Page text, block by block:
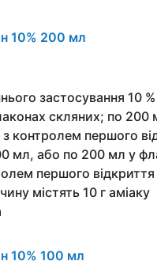
10% 200 мл
застосування 10
скляних; по 200
контролем першого
мл, або по 200 мл у
першого відкриття
містять 10 г аміаку
10% 100 мл